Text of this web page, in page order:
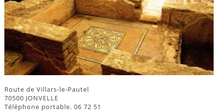
Route de Villars-le-Pautel
70500 JONVELLE
Téléphone portable. 06 72 51